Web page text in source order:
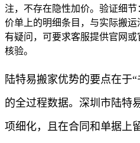
注，不存在隐性加价。验证细
价单上的明细条目，与实际搬
有疑问，可要求客服提供官网
核验。
陆特易搬家优势的要点在于
的全过程数据。深圳市陆特
项细化，且在合同和单据上